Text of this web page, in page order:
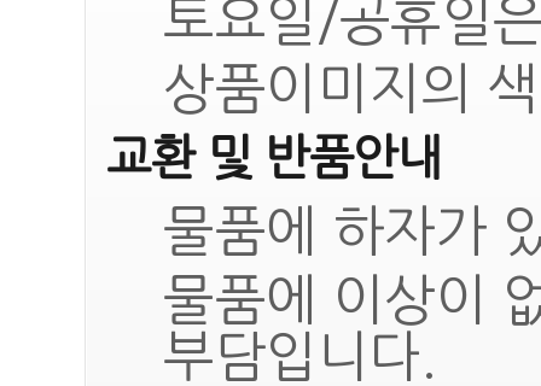
토요일/공휴일
상품이미지의
교환 및 반품안내
물품에 하자가
물품에 이상이
부담입니다.